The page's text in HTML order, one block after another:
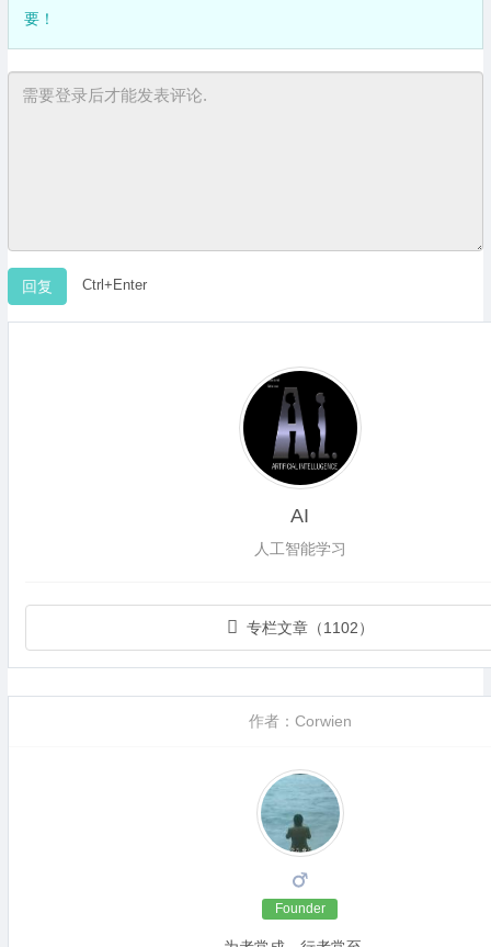
要！
Ctrl+Enter
AI
人工智能学习
专栏文章（1102）
作者：Corwien
Founder